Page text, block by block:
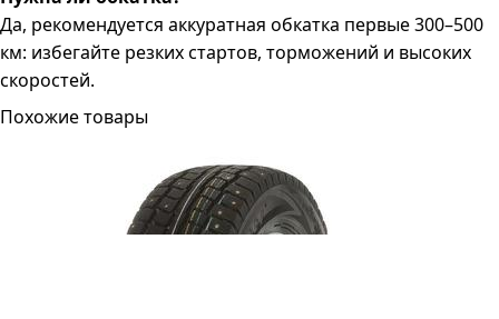
Да, рекомендуется аккуратная обкатка первые 300–500
км: избегайте резких стартов, торможений и высоких
скоростей.
Похожие товары